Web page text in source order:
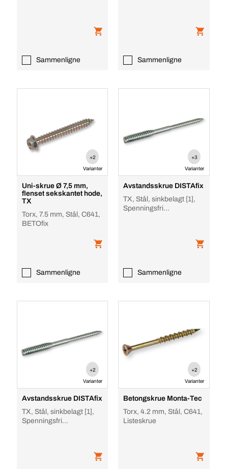
Sammenligne Sammenligne
+2
Varianter
Uni-skrue Ø 7,5 mm,
flenset sekskantet hode,
TX
Torx, 7.5 mm, Stål, C641,
BETOfix
Sammenligne
+3
Varianter
Avstandsskrue DISTAfix
TX, Stål, sinkbelagt [1],
Spenningsfri
Sammenligne
+2
Varianter
Avstandsskrue DISTAfix
TX, Stål, sinkbelagt [1],
Spenningsfri
+2
Varianter
Betongskrue Monta-Tec
Torx, 4.2 mm, Stål, C641,
Listeskrue